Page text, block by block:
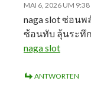
MAI 6, 2026 UM 9:38
naga slot ซ่อน
ซ้อนทับ ลุ้นระทึก
naga slot
ANTWORTEN